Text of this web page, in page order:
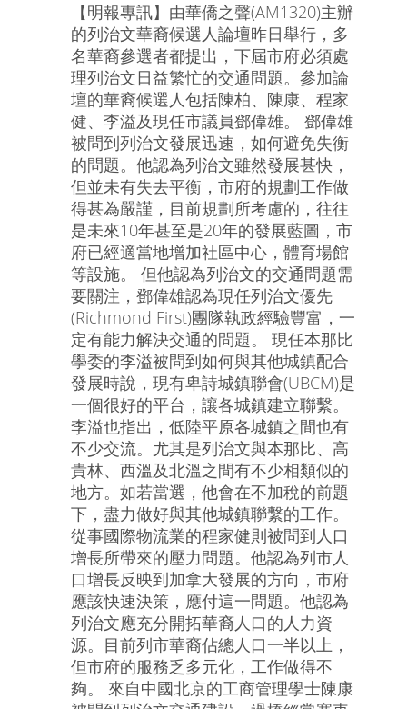
【明報專訊】由華僑之聲(AM1320)主辦
的列治文華裔候選人論壇昨日舉行，多
名華裔參選者都提出，下屆市府必須處
理列治文日益繁忙的交通問題。參加論
壇的華裔候選人包括陳柏、陳康、程家
健、李溢及現任市議員鄧偉雄。 鄧偉雄
被問到列治文發展迅速，如何避免失衡
的問題。他認為列治文雖然發展甚快，
但並未有失去平衡，市府的規劃工作做
得甚為嚴謹，目前規劃所考慮的，往往
是未來10年甚至是20年的發展藍圖，市
府已經適當地增加社區中心，體育場館
等設施。 但他認為列治文的交通問題需
要關注，鄧偉雄認為現任列治文優先
(Richmond First)團隊執政經驗豐富，一
定有能力解決交通的問題。 現任本那比
學委的李溢被問到如何與其他城鎮配合
發展時說，現有卑詩城鎮聯會(UBCM)是
一個很好的平台，讓各城鎮建立聯繫。
李溢也指出，低陸平原各城鎮之間也有
不少交流。尤其是列治文與本那比、高
貴林、西溫及北溫之間有不少相類似的
地方。如若當選，他會在不加稅的前題
下，盡力做好與其他城鎮聯繫的工作。
從事國際物流業的程家健則被問到人口
增長所帶來的壓力問題。他認為列市人
口增長反映到加拿大發展的方向，市府
應該快速決策，應付這一問題。他認為
列治文應充分開拓華裔人口的人力資
源。目前列市華裔佔總人口一半以上，
但市府的服務乏多元化，工作做得不
夠。 來自中國北京的工商管理學士陳康